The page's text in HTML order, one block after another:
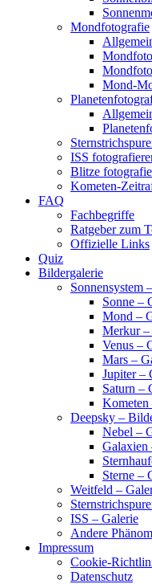
Mondfotografie
Mond-
ISS
Blitze
Kometen-
FAQ
Fachbegriffe
Ratgeber zum
Offizielle Links
Quiz
Bildergalerie
Sonnensystem
Sonne –
Mond –
Merkur –
Venus –
Mars –
Jupiter –
Saturn –
Kometen
Deepsky –
Nebel –
Galaxien
Sterne –
Weitfeld –
ISS – Galerie
Andere
Impressum
Cookie-
Datenschutz